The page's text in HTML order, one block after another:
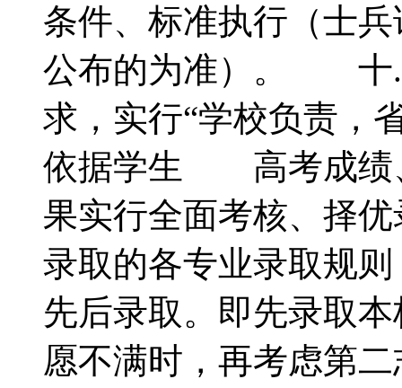
条件、标准执行（士
公布的为准）。 十
求，实行“学校负责，
依据学生 高考成绩
果实行全面考核、择
录取的各专业录取规
先后录取。即先录取
愿不满时，再考虑第